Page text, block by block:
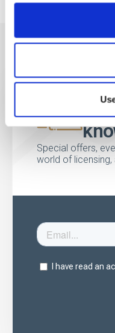
Special offers,
world of